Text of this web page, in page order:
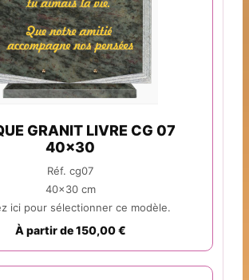
GRANIT LIVRE CG 07
40x30
Réf. cg07
40x30 cm
ici pour sélectionner ce modèle.
À partir de 150,00 €